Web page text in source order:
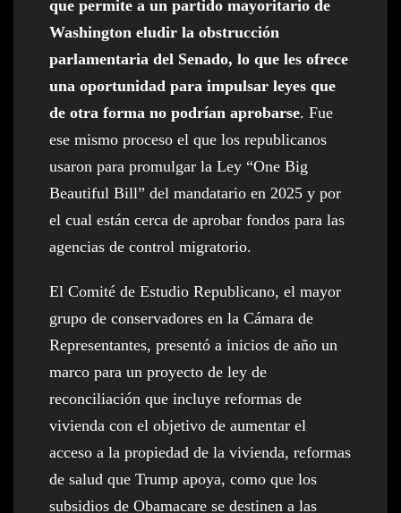
que permite a un partido mayoritario de
Washington eludir la obstrucción
parlamentaria del Senado, lo que les ofrece
una oportunidad para impulsar leyes que
de otra forma no podrían aprobarse. Fue
ese mismo proceso el que los republicanos
usaron para promulgar la Ley “One Big
Beautiful Bill” del mandatario en 2025 y por
el cual están cerca de aprobar fondos para las
agencias de control migratorio.
El Comité de Estudio Republicano, el mayor
grupo de conservadores en la Cámara de
Representantes, presentó a inicios de año un
marco para un proyecto de ley de
reconciliación que incluye reformas de
vivienda con el objetivo de aumentar el
acceso a la propiedad de la vivienda, reformas
de salud que Trump apoya, como que los
subsidios de Obamacare se destinen a las